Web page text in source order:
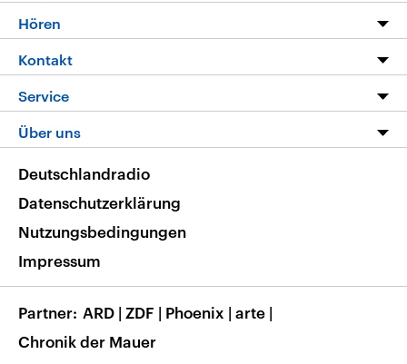
Programm
Die Nachrichten
Nachrichtenleicht
Neue Beiträge auf dlf.de
Hören
Livestream
Podcasts
Deutschlandfunk App
Nachrichten App
Frequenzen
Kontakt
Hörerservice
Service
FAQ
Veranstaltungen
Musikliste
RSS
Über uns
Barrierefreiheit
Deutschlandradio
Datenschutzerklärung
Nutzungsbedingungen
Impressum
Partner ARD | ZDF | Phoenix | arte |
Chronik der Mauer